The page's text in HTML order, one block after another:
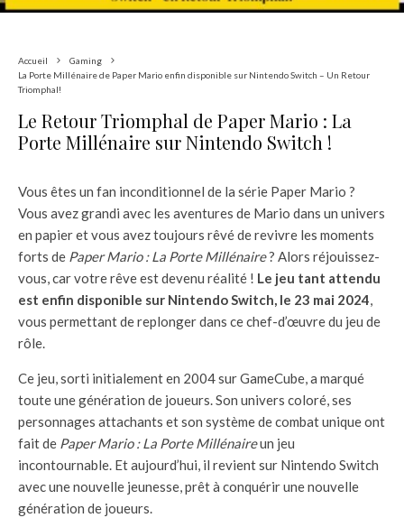
Accueil
Gaming
La Porte Millénaire de Paper Mario enfin disponible sur Nintendo Switch – Un Retour
Triomphal!
Le Retour Triomphal de Paper Mario : La
Porte Millénaire sur Nintendo Switch !
Vous êtes un fan inconditionnel de la série Paper Mario ?
Vous avez grandi avec les aventures de Mario dans un univers
en papier et vous avez toujours rêvé de revivre les moments
forts de Paper Mario : La Porte Millénaire? Alors réjouissez-
vous, car votre rêve est devenu réalité ! Le jeu tant attendu
est enfin disponible sur Nintendo Switch, le 23 mai 2024,
vous permettant de replonger dans ce chef-d’œuvre du jeu de
rôle.
Ce jeu, sorti initialement en 2004 sur GameCube, a marqué
toute une génération de joueurs. Son univers coloré, ses
personnages attachants et son système de combat unique ont
fait de Paper Mario : La Porte Millénaireun jeu
incontournable. Et aujourd’hui, il revient sur Nintendo Switch
avec une nouvelle jeunesse, prêt à conquérir une nouvelle
génération de joueurs.